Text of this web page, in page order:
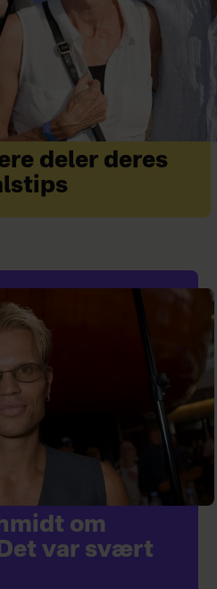
deler deres
om
var svært